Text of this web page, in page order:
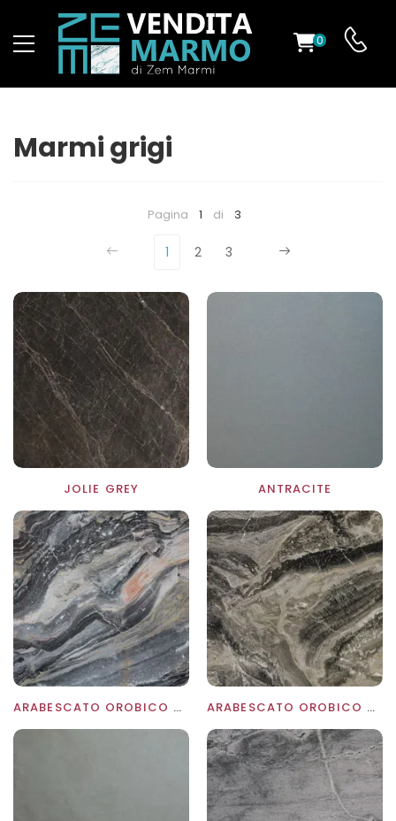
0
Marmi grigi
Pagina 1 di 3
1 2 3
JOLIE GREY ANTRACITE
ARABESCATO OROBICO GRIGIO ARABESCATO OROBICO GRIGIO